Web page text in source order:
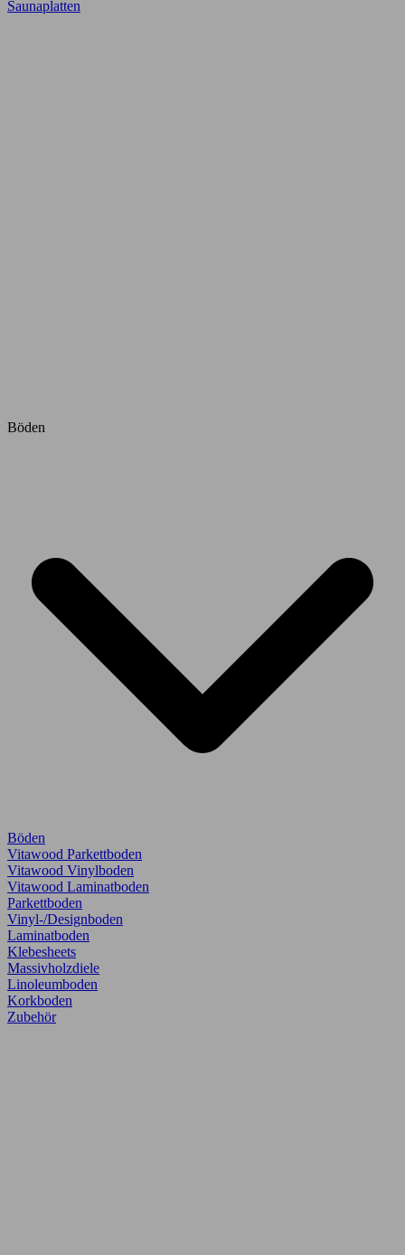
Saunaplatten
Böden
Böden
Vitawood Parkettboden
Vitawood Vinylboden
Vitawood Laminatboden
Parkettboden
Vinyl-/Designboden
Laminatboden
Klebesheets
Massivholzdiele
Linoleumboden
Korkboden
Zubehör